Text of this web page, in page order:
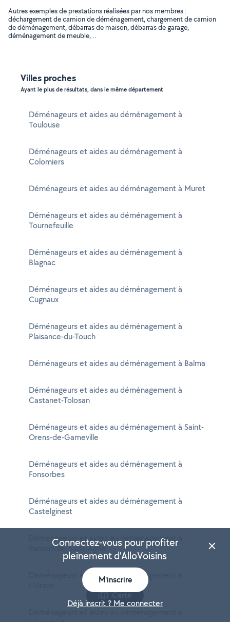
Autres exemples de prestations réalisées par nos membres :
déchargement de camion de déménagement, chargement de camion
de déménagement, débarras de maison, débarras de garage,
déménagement de meuble, ..
Villes proches
Ayant le plus de résultats, dans le même département
Déménageurs et aides au déménagement à
Toulouse
Déménageurs et aides au déménagement à
Colomiers
Déménageurs et aides au déménagement à Muret
Déménageurs et aides au déménagement à
Tournefeuille
Déménageurs et aides au déménagement à
Blagnac
Déménageurs et aides au déménagement à
Cugnaux
Déménageurs et aides au déménagement à
Plaisance-du-Touch
Déménageurs et aides au déménagement à Balma
Déménageurs et aides au déménagement à
Castanet-Tolosan
Déménageurs et aides au déménagement à Saint-
Orens-de-Gameville
Déménageurs et aides au déménagement à
Fonsorbes
Déménageurs et aides au déménagement à
Castelginest
Déménageurs et aides au déménagement à
Ramonville-Saint-Agne
Déménageurs et aides au déménagement à
Carte
Connectez-vous pour profiter
pleinement d'AlloVoisins
M'inscrire
Déjà inscrit ? Me connecter